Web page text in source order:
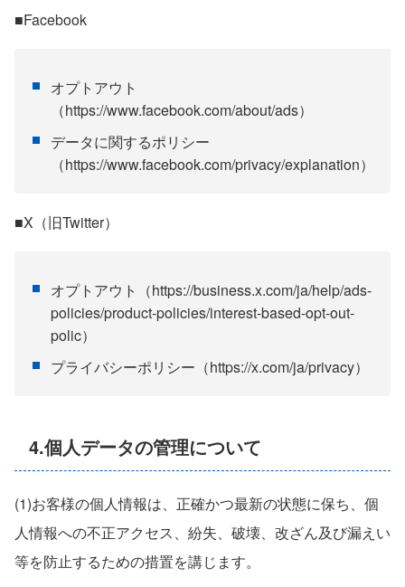
■Facebook
オプトアウト
（https://www.facebook.com/about/ads）
データに関するポリシー
（https://www.facebook.com/privacy/explanation）
■X（旧Twitter）
オプトアウト（https://business.x.com/ja/help/ads-
policies/product-policies/interest-based-opt-out-
polic）
プライバシーポリシー（https://x.com/ja/privacy）
4.個人データの管理について
(1)お客様の個人情報は、正確かつ最新の状態に保ち、個
人情報への不正アクセス、紛失、破壊、改ざん及び漏えい
等を防止するための措置を講じます。